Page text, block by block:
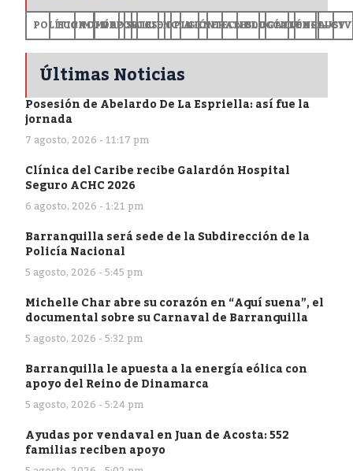
POLÍTICA
ECONOMÍA
MUNDODEPORTES
SALUDCIENCIA
OPINIÓN
GENERALES
TECNOLOGÍA
EDUCACIÓN
CULTURA+CV
Últimas Noticias
Posesión de Abelardo De La Espriella: así fue la
jornada
7 agosto, 2026 - 11:17 pm
Clínica del Caribe recibe Galardón Hospital
Seguro ACHC 2026
6 agosto, 2026 - 1:21 pm
Barranquilla será sede de la Subdirección de la
Policía Nacional
5 agosto, 2026 - 5:45 pm
Michelle Char abre su corazón en “Aquí suena”, el
documental sobre su Carnaval de Barranquilla
5 agosto, 2026 - 5:32 pm
Barranquilla le apuesta a la energía eólica con
apoyo del Reino de Dinamarca
5 agosto, 2026 - 5:24 pm
Ayudas por vendaval en Juan de Acosta: 552
familias reciben apoyo